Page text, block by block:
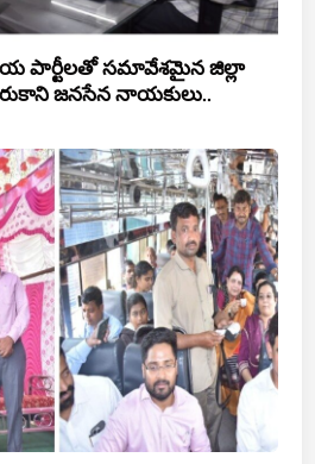
పార్టీలతో సమావేశమైన జిల్లా
జనసేన నాయకులు..